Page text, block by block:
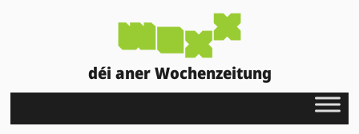
déi aner Wochenzeitung